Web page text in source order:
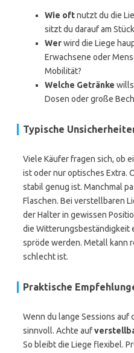
Wie oftnutzt du die
sitzt du darauf am
Werwird die Liege
Erwachsene oder
Mobilität?
Welche Getränke
Dosen oder große
Typische
Viele Käufer fragen sich, ob
ist oder nur optisches Extra.
stabil genug ist. Manchmal
Flaschen. Bei verstellbaren
der Halter in gewissen
die Witterungsbeständigkeit
spröde werden. Metall kann
schlecht ist.
Praktische
Wenn du lange Sessions auf
sinnvoll. Achte auf
So bleibt die Liege flexibel.